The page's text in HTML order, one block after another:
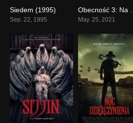
Siedem (1995)
Sep. 22, 1995 May. 25, 2021